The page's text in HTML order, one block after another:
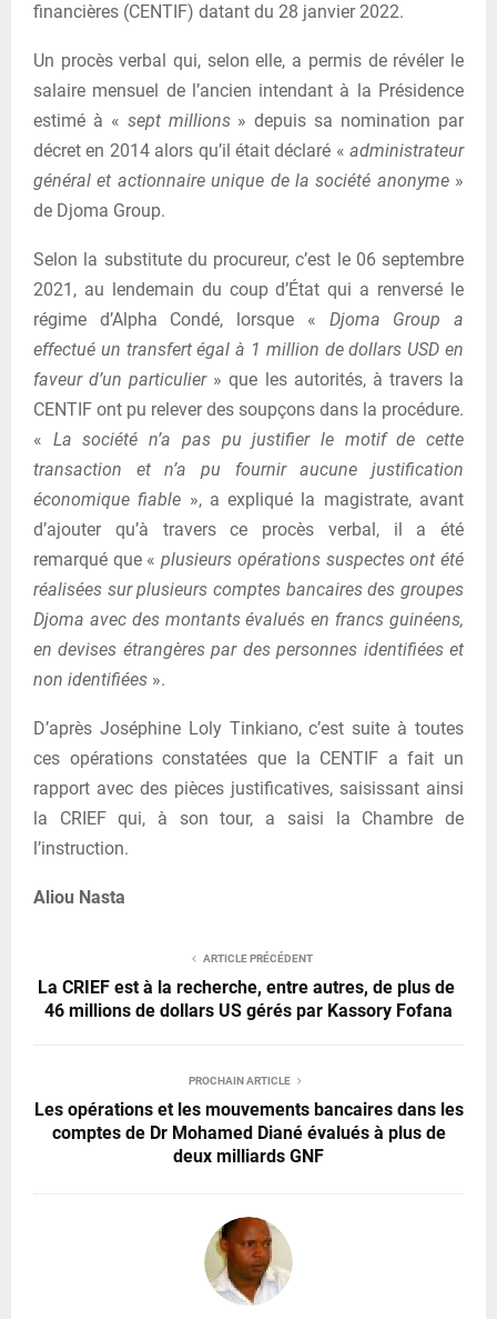
financières (CENTIF) datant du 28 janvier 2022.
Un procès verbal qui, selon elle, a permis de révéler le
salaire mensuel de l’ancien intendant à la Présidence
estimé à « sept millions» depuis sa nomination par
décret en 2014 alors qu’il était déclaré « administrateur
général et actionnaire unique de la société anonyme»
de Djoma Group.
Selon la substitute du procureur, c’est le 06 septembre
2021, au lendemain du coup d’État qui a renversé le
régime d’Alpha Condé, lorsque « Djoma Group a
effectué un transfert égal à 1 million de dollars USD en
faveur d’un particulier» que les autorités, à travers la
CENTIF ont pu relever des soupçons dans la procédure.
« La société n’a pas pu justifier le motif de cette
transaction et n’a pu fournir aucune justification
économique fiable », a expliqué la magistrate, avant
d’ajouter qu’à travers ce procès verbal, il a été
remarqué que «plusieurs opérations suspectes ont été
réalisées sur plusieurs comptes bancaires des groupes
Djoma avec des montants évalués en francs guinéens,
en devises étrangères par des personnes identifiées et
non identifiées ».
D’après Joséphine Loly Tinkiano, c’est suite à toutes
ces opérations constatées que la CENTIF a fait un
rapport avec des pièces justificatives, saisissant ainsi
la CRIEF qui, à son tour, a saisi la Chambre de
l’instruction.
Aliou Nasta
ARTICLE PRÉCÉDENT
La CRIEF est à la recherche, entre autres, de plus de
46 millions de dollars US gérés par Kassory Fofana
PROCHAIN ARTICLE
Les opérations et les mouvements bancaires dans les
comptes de Dr Mohamed Diané évalués à plus de
deux milliards GNF